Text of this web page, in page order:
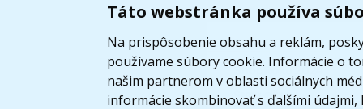
Táto webstránka používa
Na prispôsobenie obsahu a reklám,
používame súbory cookie. Informácie o
našim partnerom v oblasti sociálnych
informácie skombinovať s ďalšími